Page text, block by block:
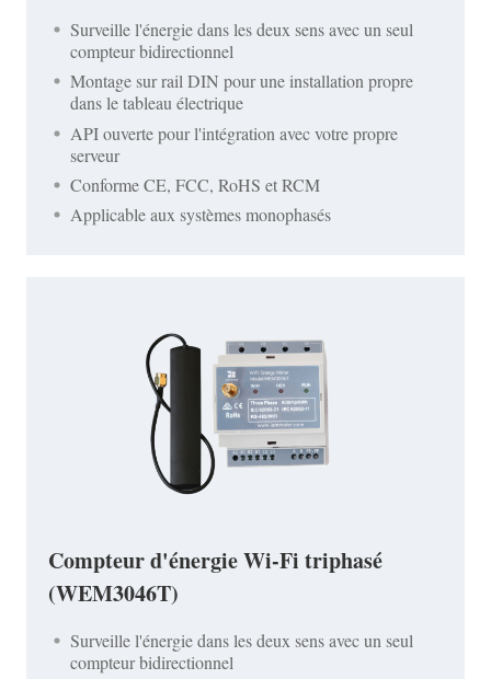
Surveille l'énergie dans les deux sens avec un seul
compteur bidirectionnel
Montage sur rail DIN pour une installation propre
dans le tableau électrique
API ouverte pour l'intégration avec votre propre
serveur
Conforme CE, FCC, RoHS et RCM
Applicable aux systèmes monophasés
Compteur d'énergie Wi-Fi triphasé
(WEM3046T)
Surveille l'énergie dans les deux sens avec un seul
compteur bidirectionnel